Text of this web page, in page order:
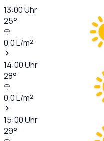
13:00Uhr
25°
0,0L/m²
14:00Uhr
28°
0,0L/m²
15:00Uhr
29°